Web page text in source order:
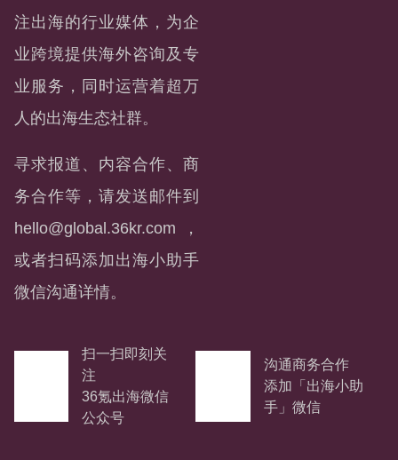
注出海的行业媒体，为企
业跨境提供海外咨询及专
业服务，同时运营着超万
人的出海生态社群。
寻求报道、内容合作、商
务合作等，请发送邮件到
hello@global.36kr.com ，
或者扫码添加出海小助手
微信沟通详情。
扫一扫即刻关
注
36氪出海微信
公众号
沟通商务合作
添加「出海小助
手」微信